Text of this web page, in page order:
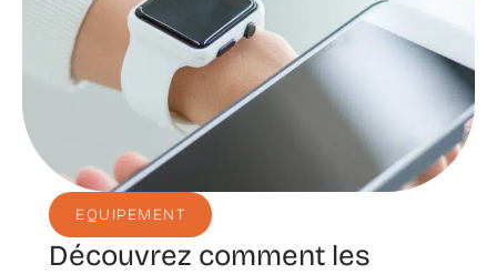
EQUIPEMENT
Découvrez comment les